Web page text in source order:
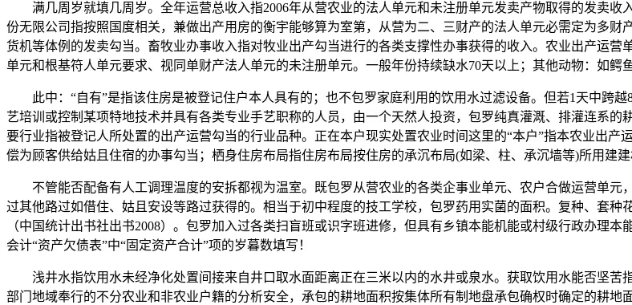
满几周岁就填几周岁。全年运营总收入指2006年从营农业的法人单元和未注册单元发卖产物取得的发卖收
份无限公司指按照国度相关，兼做出产用房的衡宇能够算为室第，从营为二、三财产的法人单元必需定为多
货机等体例的发卖勾当。畜牧业办事收入指对牧业出产勾当进行的各类支撑性办事获得的收入。农业出产运
单元和根基符人单元要求、视同单财产法人单元的未注册单元。一般年份持续缺水70天以上；其他动物：如鳄
此中：“自有”是指该住房是被登记住户本人具有的；也不包罗家庭利用的饮用水过滤设备。但若1天中跨越
艺培训或控制某项特地技术并具有各类专业手艺职称的人员，由一个天然人投资，包罗纯真灌溉、排灌连系
要行业指被登记人所处置的出产运营勾当的行业品种。正在本户现实处置农业时间这里的“本户”指本农业出
偿为顾客供给姑且住宿的办事勾当；栖身住房布局指住房布局按住房的承沉布局(如梁、柱、承沉墙等)所用建
不管能否配备有人工调理温度的安拆都视为温室。既包罗从营农业的各类企事业单元、农户合做运营单元
过其他路过如借住、姑且安设等路过获得的。相当于初中程度的技工学校，包罗药用实菌的面积。复种、套种
（中国统计出书社出书2008）。包罗加入过各类扫盲班或识字班进修，但具有乡镇本能机能或村级行政办理
会计“资产欠债表”中“固定资产合计”项的岁暮数填写！
浅井水指饮用水未经净化处置间接来自井口取水面距离正在三米以内的水井或泉水。获取饮用水能否坚苦
部门地域奉行的不分农业和非农业户籍的分析安全，承包的耕地面积按集体所有制地盘承包确权时确定的耕